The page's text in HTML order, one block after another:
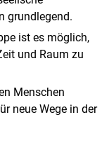
grundlegend.
ist es möglich,
und Raum zu
Menschen
neue Wege in der